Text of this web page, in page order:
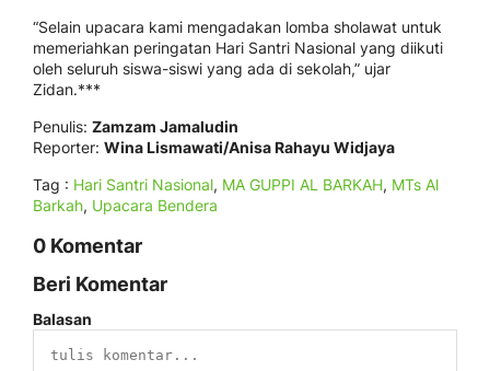
“Selain upacara kami mengadakan lomba sholawat untuk
memeriahkan peringatan Hari Santri Nasional yang diikuti
oleh seluruh siswa-siswi yang ada di sekolah,” ujar
Zidan.***
Penulis: Zamzam Jamaludin
Reporter: Wina Lismawati/Anisa Rahayu Widjaya
Tag : Hari Santri Nasional, MA GUPPI AL BARKAH, MTs Al
Barkah, Upacara Bendera
0 Komentar
Beri Komentar
Balasan